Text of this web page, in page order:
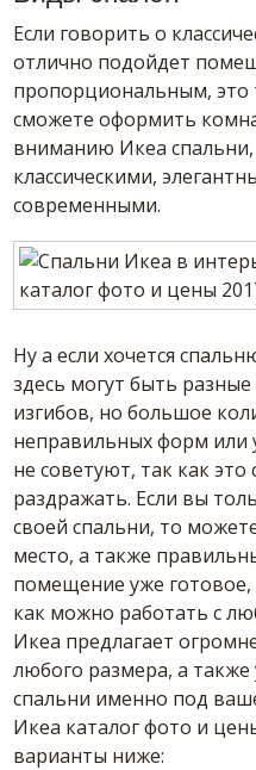
Если говорить о
отлично подойдет
пропорциональным, это
сможете оформить
вниманию Икеа
классическими,
современными.
Ну а если хочется
здесь могут быть
изгибов, но большое
неправильных форм или
не советуют, так как
раздражать. Если вы
своей спальни, то
место, а также
помещение уже готовое,
как можно работать с
Икеа предлагает
любого размера, а также
спальни именно под
Икеа каталог фото и
варианты ниже: